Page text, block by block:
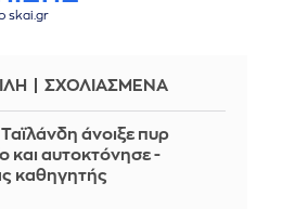
skai.gr
ΣΧΟΛΙΑΣΜΕΝΑ
άνοιξε πυρ
και αυτοκτόνησε -
καθηγητής